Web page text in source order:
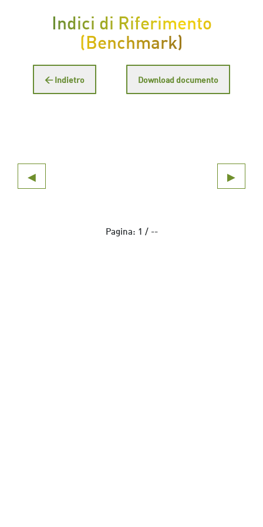
Indici di Riferimento
(Benchmark)
← Indietro Download documento
◀ ▶
Pagina: 1 / --